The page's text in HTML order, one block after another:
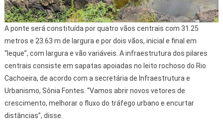
A ponte será constituída por quatro vãos centrais com 31.25
metros e 23.63 m de largura e por dois vãos, inicial e final em
“leque”, com largura e vão variáveis. A infraestrutura dos pilares
centrais consiste em sapatas apoiadas no leito rochoso do Rio
Cachoeira, de acordo com a secretária de Infraestrutura e
Urbanismo, Sônia Fontes. “Vamos abrir novos vetores de
crescimento, melhorar o fluxo do tráfego urbano e encurtar
distâncias”, disse.